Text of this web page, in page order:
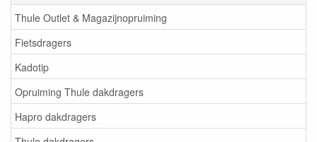
Thule Outlet & Magazijnopruiming
Fietsdragers
Kadotip
Opruiming Thule dakdragers
Hapro dakdragers